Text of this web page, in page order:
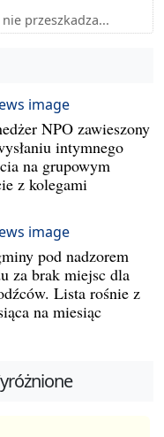
przeszkadza...
NPO zawieszony
intymnego
na grupowym
z kolegami
pod nadzorem
za brak miejsc dla
Lista rośnie z
na miesiąc